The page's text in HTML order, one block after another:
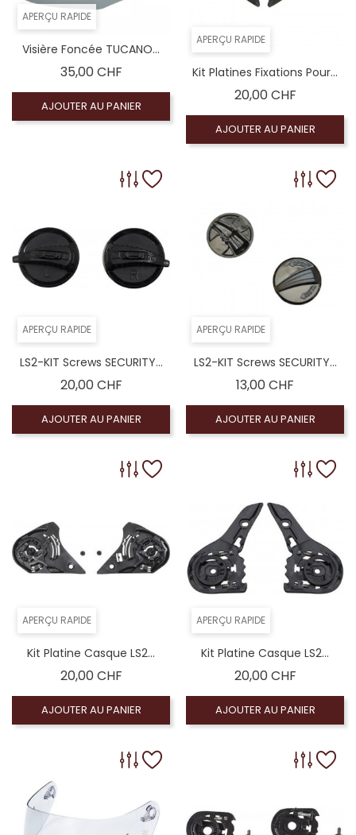
APERÇU RAPIDE
Visière Foncée TUCANO...
35,00 CHFPrix
AJOUTER AU PANIER
APERÇU RAPIDE
Kit Platines Fixations Pour...
20,00 CHFPrix
AJOUTER AU PANIER
APERÇU RAPIDE
LS2-KIT Screws SECURITY...
20,00 CHFPrix
AJOUTER AU PANIER
APERÇU RAPIDE
LS2-KIT Screws SECURITY...
13,00 CHF
AJOUTER AU PANIER
APERÇU RAPIDE
Kit Platine Casque LS2...
20,00 CHFPrix
AJOUTER AU PANIER
APERÇU RAPIDE
Kit Platine Casque LS2...
20,00 CHFPrix
AJOUTER AU PANIER